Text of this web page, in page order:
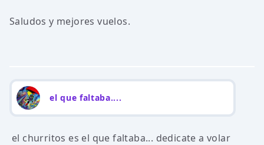
Saludos y mejores vuelos.
el que faltaba....
el churritos es el que faltaba... dedicate a volar